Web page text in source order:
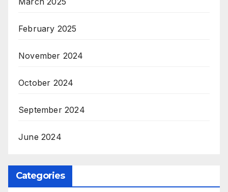
February 2025
November 2024
October 2024
September 2024
June 2024
Categories